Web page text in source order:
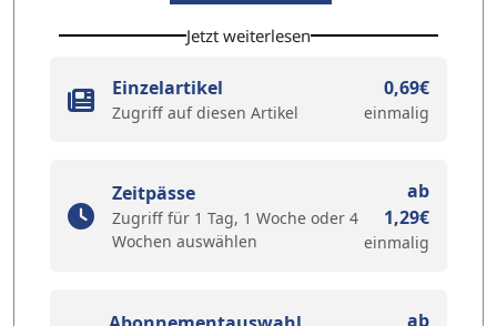
Jetzt weiterlesen
Einzelartikel
Zugriff auf diesen Artikel
0,69€
einmalig
Zeitpässe
Zugriff für 1 Tag, 1 Woche oder 4
Wochen auswählen
ab
1,29€
einmalig
ab